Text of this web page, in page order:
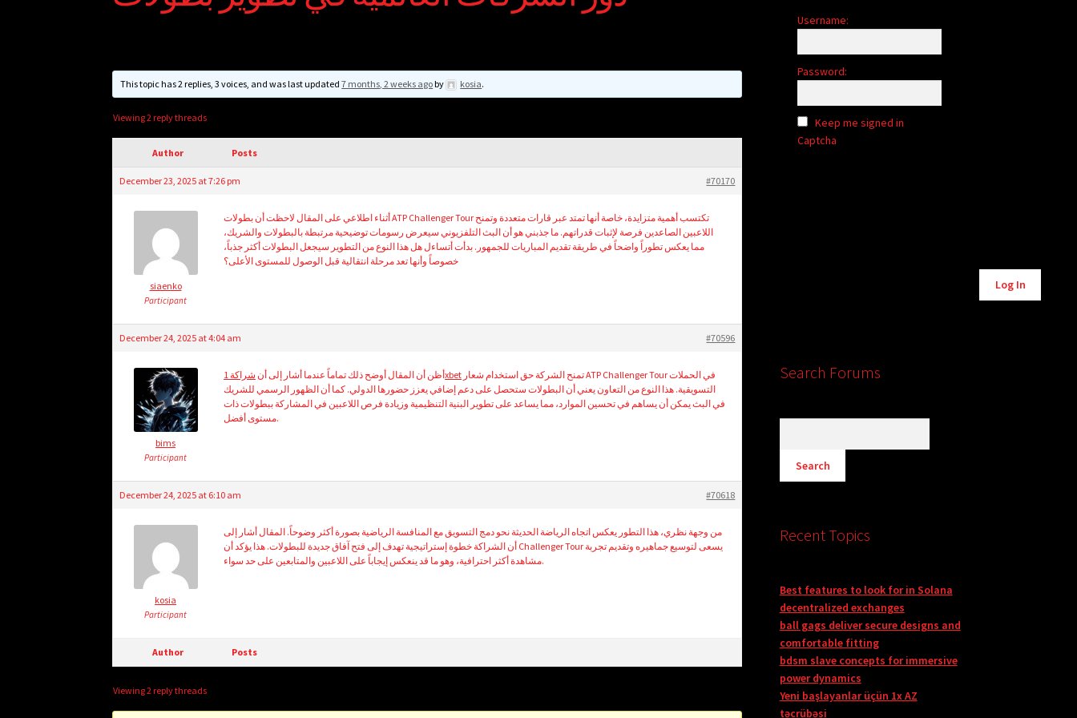
This topic has 2 replies, 3 voices, and was last updated7 months, 2 weeks agoby kosia.
Viewing 2 reply threads
Author Posts
December 23, 2025 at 7:26 pm #70170
siaenko
Participant
أثناء اطلاعي على المقال لاحظت أن بطولات ATP Challenger Tour تكتسب أهمية متزايدة، خاصة أنها تمتد عبر قارات متعددة وتمنح
اللاعبين الصاعدين فرصة لإثبات قدراتهم. ما جذبني هو أن البث التلفزيوني سيعرض رسومات توضيحية مرتبطة بالبطولات والشريك،
مما يعكس تطوراً واضحاً في طريقة تقديم المباريات للجمهور. بدأت أتساءل هل هذا النوع من التطوير سيجعل البطولات أكثر جذباً،
خصوصاً وأنها تعد مرحلة انتقالية قبل الوصول للمستوى الأعلى؟
December 24, 2025 at 4:04 am #70596
bims
Participant
أظن أن المقال أوضح ذلك تماماً عندما أشار إلى أنشراكة 1xbet
التسويقية. هذا النوع من التعاون يعني أن البطولات ستحصل على دعم إضافي يعزز حضورها الدولي. كما أن الظهور الرسمي للشريك
في البث يمكن أن يساهم في تحسين الموارد، مما يساعد على تطوير البنية التنظيمية وزيادة فرص اللاعبين في المشاركة ببطولات ذات
مستوى أفضل.
December 24, 2025 at 6:10 am #70618
kosia
Participant
من وجهة نظري، هذا التطور يعكس اتجاه الرياضة الحديثة نحو دمج التسويق مع المنافسة الرياضية بصورة أكثر وضوحاً. المقال أشار إلى
أن الشراكة خطوة إستراتيجية تهدف إلى فتح آفاق جديدة للبطولات. هذا يؤكد أن Challenger Tour يسعى لتوسيع جماهيره وتقديم تجربة
مشاهدة أكثر احترافية، وهو ما قد ينعكس إيجاباً على اللاعبين والمتابعين على حد سواء.
Author Posts
Viewing 2 reply threads
Username:
Password:
Keep me signed in
Captcha
Log In
Search Forums
Recent Topics
Best features to look for in Solana
decentralized exchanges
ball gags deliver secure designs and
comfortable fitting
bdsm slave concepts for immersive
power dynamics
Yeni başlayanlar üçün 1x AZ
təcrübəsi